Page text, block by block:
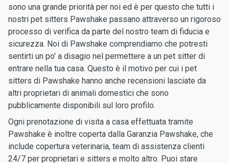
sono una grande priorità per noi ed è per questo che tutti i
nostri pet sitters Pawshake passano attraverso un rigoroso
processo di verifica da parte del nostro team di fiducia e
sicurezza. Noi di Pawshake comprendiamo che potresti
sentirti un po' a disagio nel permettere a un pet sitter di
entrare nella tua casa. Questo è il motivo per cui i pet
sitters di Pawshake hanno anche recensioni lasciate da
altri proprietari di animali domestici che sono
pubblicamente disponibili sul loro profilo.
Ogni prenotazione di visita a casa effettuata tramite
Pawshake è inoltre coperta dalla Garanzia Pawshake, che
include copertura veterinaria, team di assistenza clienti
24/7 per proprietari e sitters e molto altro. Puoi stare